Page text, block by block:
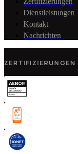
Dienstleistungen
Kontakt
Nachrichten
ZERTIFIZIERUNGEN